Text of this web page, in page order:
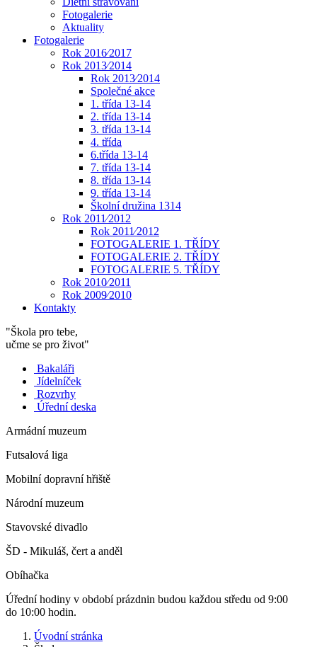
Fotogalerie
Aktuality
Fotogalerie
Rok 2016⁄2017
Rok 2013⁄2014
Rok 2013⁄2014
Společné akce
1. třída 13-14
2. třída 13-14
3. třída 13-14
4. třída
6.třída 13-14
7. třída 13-14
8. třída 13-14
9. třída 13-14
Školní družina 1314
Rok 2011⁄2012
Rok 2011⁄2012
FOTOGALERIE 1. TŘÍDY
FOTOGALERIE 2. TŘÍDY
FOTOGALERIE 5. TŘÍDY
Rok 2010⁄2011
Rok 2009⁄2010
Kontakty
"Škola pro tebe,
učme se pro život"
Bakaláři
Jídelníček
Rozvrhy
Úřední deska
Armádní muzeum
Futsalová liga
Mobilní dopravní hřiště
Národní muzeum
Stavovské divadlo
ŠD - Mikuláš, čert a anděl
Obíhačka
Úřední hodiny v období prázdnin budou každou středu od 9:00
do 10:00 hodin.
Úvodní stránka